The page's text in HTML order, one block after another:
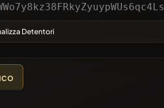
Categorie
Più Votati
Detentori